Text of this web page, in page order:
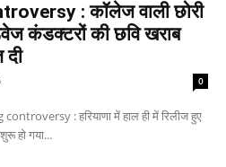
: कॉलेज वाली छोरी
कंडक्टरों की छवि खराब
0
: हरियाणा में हाल ही में रिलीज हुए
हो गया...